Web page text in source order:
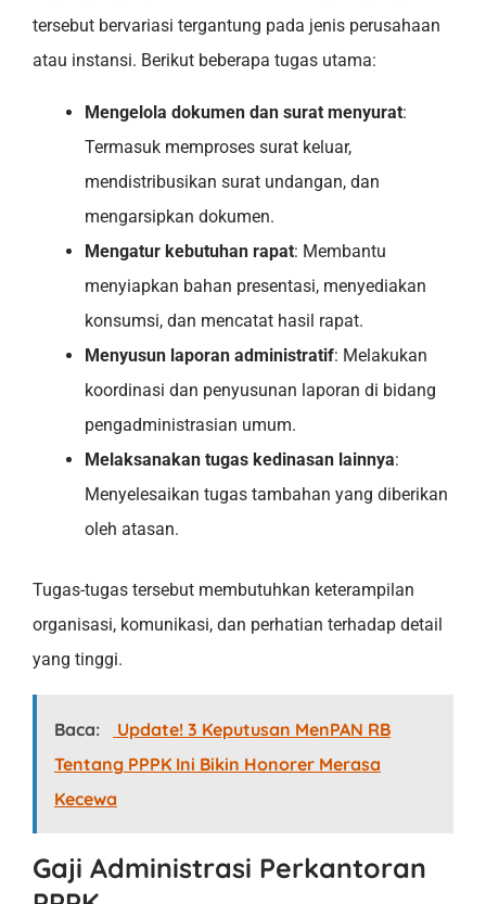
tersebut bervariasi tergantung pada jenis perusahaan
atau instansi. Berikut beberapa tugas utama:
Mengelola dokumen dan surat menyurat:
Termasuk memproses surat keluar,
mendistribusikan surat undangan, dan
mengarsipkan dokumen.
Mengatur kebutuhan rapat: Membantu
menyiapkan bahan presentasi, menyediakan
konsumsi, dan mencatat hasil rapat.
Menyusun laporan administratif: Melakukan
koordinasi dan penyusunan laporan di bidang
pengadministrasian umum.
Melaksanakan tugas kedinasan lainnya:
Menyelesaikan tugas tambahan yang diberikan
oleh atasan.
Tugas-tugas tersebut membutuhkan keterampilan
organisasi, komunikasi, dan perhatian terhadap detail
yang tinggi.
Baca:
Update! 3 Keputusan MenPAN RB
Tentang PPPK Ini Bikin Honorer Merasa
Kecewa
Gaji Administrasi Perkantoran